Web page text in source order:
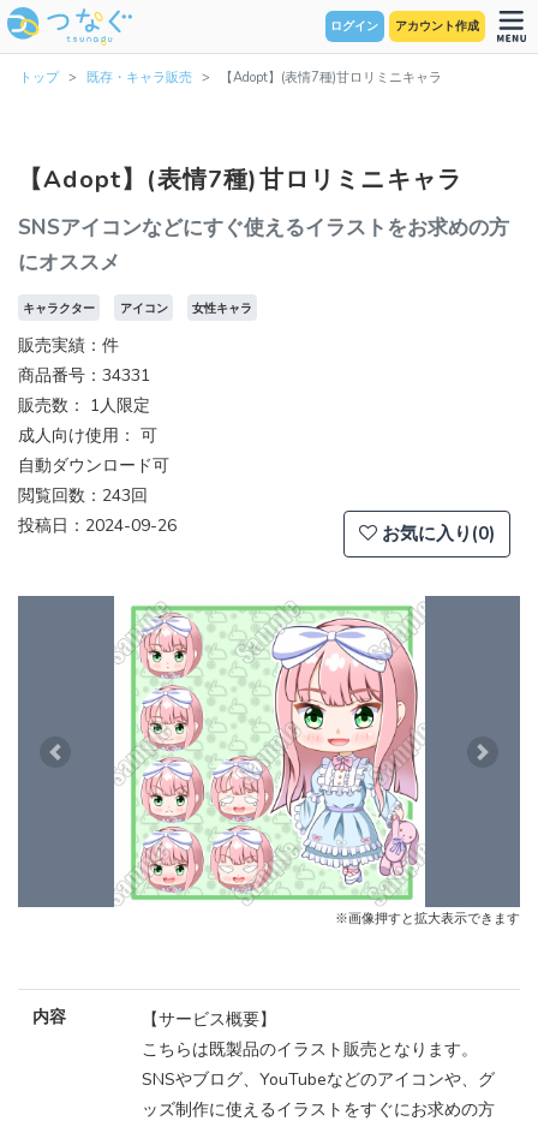
ログイン アカウント作成
トップ 既存・キャラ販売 【Adopt】(表情7種)甘ロリミニキャラ
【Adopt】(表情7種)甘ロリミニキャラ
SNSアイコンなどにすぐ使えるイラストをお求めの方
にオススメ
キャラクター アイコン 女性キャラ
販売実績：件
商品番号：34331
販売数： 1人限定
成人向け使用： 可
自動ダウンロード可
閲覧回数：243回
投稿日：2024-09-26
お気に入り(0)
Previous Next
※画像押すと拡大表示できます
内容
【サービス概要】
こちらは既製品のイラスト販売となります。
SNSやブログ、YouTubeなどのアイコンや、グ
ッズ制作に使えるイラストをすぐにお求めの方